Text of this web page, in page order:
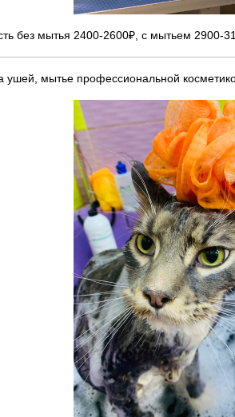
без мытья 2400-2600₽, с мытьем 2900-
ушей, мытье профессиональной